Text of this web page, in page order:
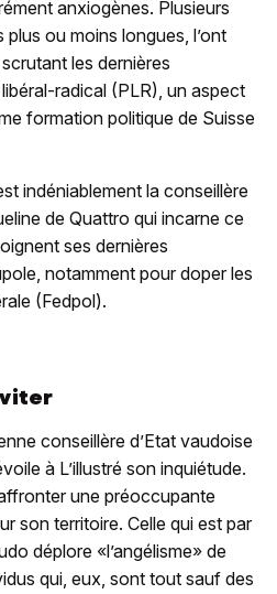
anxiogènes. Plusieurs
ou moins longues, l’ont
les dernières
radical (PLR), un aspect
formation politique de Suisse
indéniablement la conseillère
de Quattro qui incarne ce
ses dernières
notamment pour doper les
(Fedpol).
conseillère d’Etat vaudoise
à L’illustré son inquiétude.
une préoccupante
son territoire. Celle qui est par
déplore «l’angélisme» de
qui, eux, sont tout sauf des